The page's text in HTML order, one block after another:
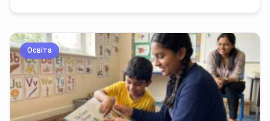
Освіта